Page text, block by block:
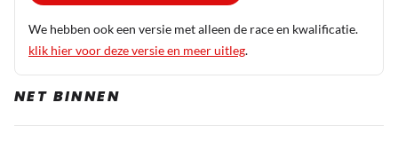
Bruintje
27 juni 15:13
En weer doet de Corrupte FIA niks met de onder dubbele
gele vlag behaalde pole position 🤮 Vind deze sport
steeds minder interessant worden, de autoos waardeloos
de regels worden met 2 maten gemeten etc
We hebben ook een versie met alleen de race en kwalificatie.
klik hier voor deze versie en meer uitleg.
NET BINNEN